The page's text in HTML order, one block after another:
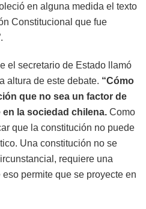
en alguna medida el texto
Constitucional que fue
el secretario de Estado llamó
altura de este debate. “Cómo
que no sea un factor de
la sociedad chilena. Como
que la constitución no puede
Una constitución no se
requiere una
permite que se proyecte en